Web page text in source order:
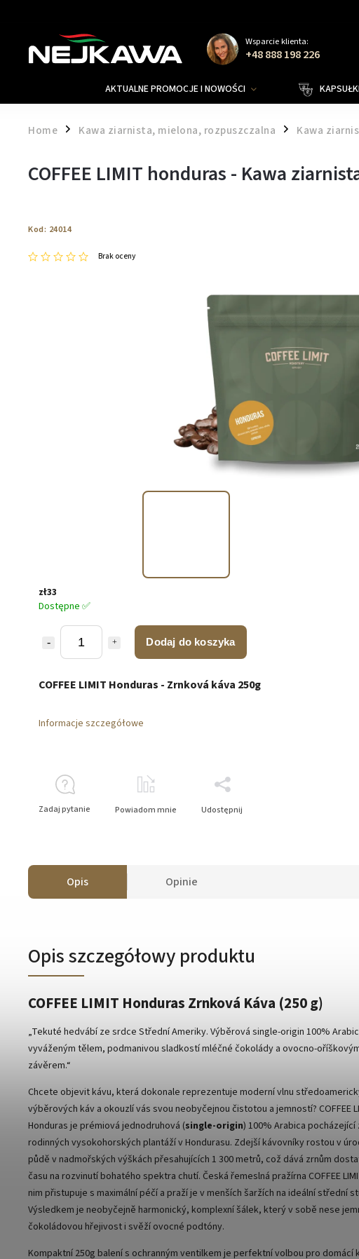
Wsparcie klienta:
+48 888 198 226
AKTUALNE PROMOCJE I NOWOŚCI
Home / Kawa ziarnista, mielona, rozpuszczalna / Kawa
COFFEE LIMIT honduras - Kawa
Kod: 24014
Brak oceny
zł33
Dostępne ✅
Dodaj do koszyka
COFFEE LIMIT Honduras - Zrnková káva 250g
Informacje szczegółowe
Zadaj pytanie Powiadom mnie Udostępnij
Opis Opinie
Opis szczegółowy produktu
COFFEE LIMIT Honduras Zrnková Káva (250 g)
„Tekuté hedvábí ze srdce Střední Ameriky. Výběrová single-origin 100%
vyváženým tělem, podmanivou sladkostí mléčné čokolády a ovocno-
závěrem.“
Chcete objevit kávu, která dokonale reprezentuje moderní vlnu
výběrových káv a okouzlí vás svou neobyčejnou čistotou a jemností? COFFEE
Honduras je prémiová jednodruhová (single-origin) 100% Arabica pocházející
rodinných vysokohorských plantáží v Hondurasu. Zdejší kávovníky rostou v
půdě v nadmořských výškách přesahujících 1 300 metrů, což dává zrnům
času na rozvinutí bohatého spektra chutí. Česká řemeslná pražírna COFFEE
nim přistupuje s maximální péčí a praží je v menších šaržích na ideální střední
Výsledkem je neobyčejně harmonický, komplexní šálek, který v sobě nese
čokoládovou hřejivost i svěží ovocné podtóny.
Kompaktní 250g balení s ochranným ventilkem je perfektní volbou pro domácí